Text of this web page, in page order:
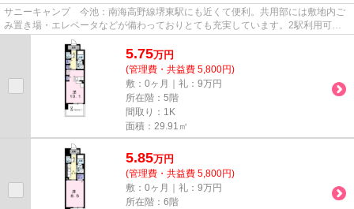
サニーキャンプ 今池：南海高野線堺東駅にも近くて便利。共用部には敷地内ご
み置き場・エレベータなどが備わっておりとても充実しています。2駅利用可能
でアクセスの良い物件です。造...
5.75万円
(管理費・共益費 5,800円)
敷：0ヶ月｜礼：9万円
所在階：5階
間取り：1K
面積：29.91㎡
5.85万円
(管理費・共益費 5,800円)
敷：0ヶ月｜礼：9万円
所在階：6階